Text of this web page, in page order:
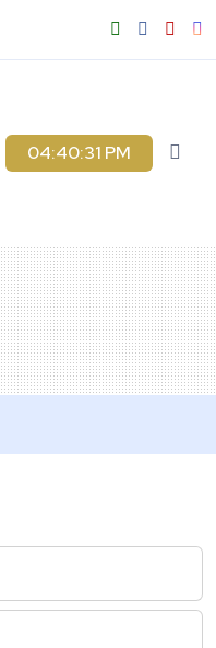
04:40:32 PM